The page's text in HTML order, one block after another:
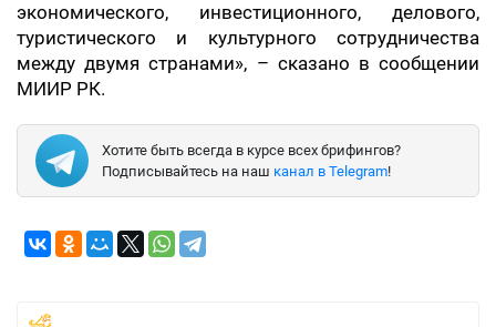
экономического, инвестиционного, делового,
туристического и культурного сотрудничества
между двумя странами», – сказано в сообщении
МИИР РК.
Хотите быть всегда в курсе всех брифингов?
Подписывайтесь на наш канал в Telegram!